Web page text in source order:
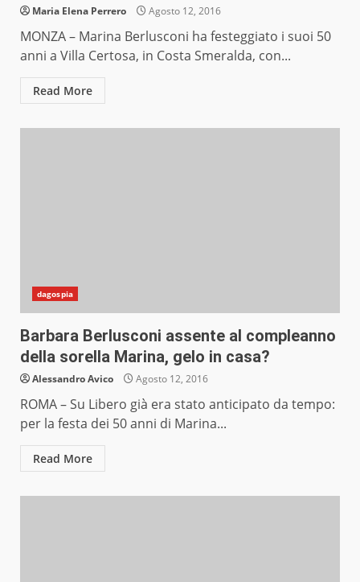
Maria Elena Perrero Agosto 12, 2016
MONZA – Marina Berlusconi ha festeggiato i suoi 50
anni a Villa Certosa, in Costa Smeralda, con...
Read More
dagospia
Barbara Berlusconi assente al compleanno
della sorella Marina, gelo in casa?
Alessandro Avico Agosto 12, 2016
ROMA – Su Libero già era stato anticipato da tempo:
per la festa dei 50 anni di Marina...
Read More